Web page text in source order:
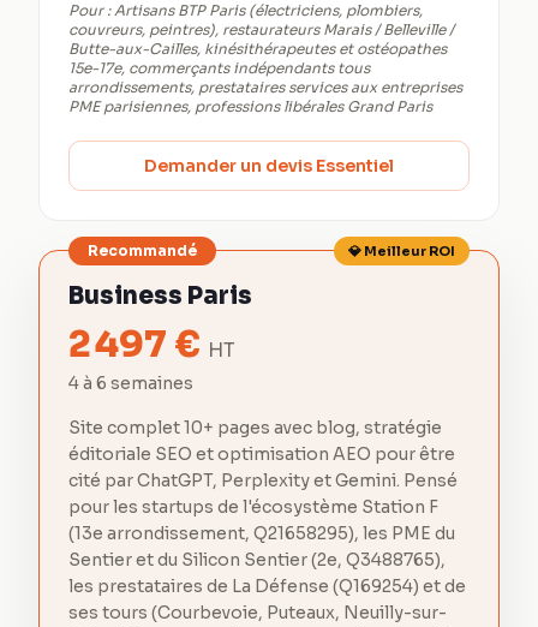
Pour :Artisans BTP Paris (électriciens, plombiers,
couvreurs, peintres), restaurateurs Marais / Belleville /
Butte-aux-Cailles, kinésithérapeutes et ostéopathes
15e-17e, commerçants indépendants tous
arrondissements, prestataires services aux entreprises
PME parisiennes, professions libérales Grand Paris
Demander un devis Essentiel
Recommandé 💎 Meilleur ROI
Business Paris
2 497 € HT
4 à 6 semaines
Site complet 10+ pages avec blog, stratégie
éditoriale SEO et optimisation AEO pour être
cité par ChatGPT, Perplexity et Gemini. Pensé
pour les startups de l'écosystème Station F
(13e arrondissement, Q21658295), les PME du
Sentier et du Silicon Sentier (2e, Q3488765),
les prestataires de La Défense (Q169254) et de
ses tours (Courbevoie, Puteaux, Neuilly-sur-